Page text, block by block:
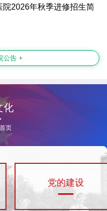
院2026年秋季进修招生简
公告 +
化
页
党的建设